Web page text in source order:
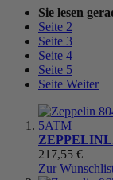
Sie lesen
Seite 2
Seite 3
Seite 4
Seite 5
Seite Weiter
ZEPPELIN
217,55 €
Zur